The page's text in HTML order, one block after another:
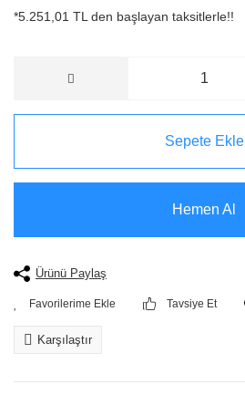
*5.251,01 TL den başlayan taksitlerle!!
Sepete Ekle
Hemen Al
Ürünü Paylaş
Tavsiye Et
Karşılaştır